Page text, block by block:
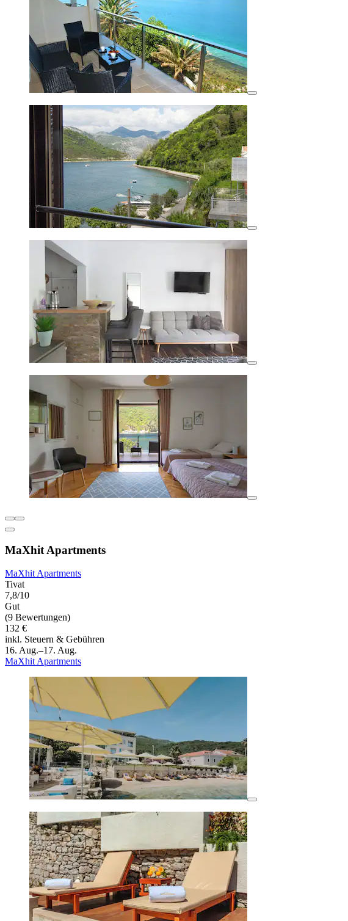
MaXhit Apartments
MaXhit Apartments
Tivat
7,8/10
Gut
(9 Bewertungen)
132 €
inkl. Steuern & Gebühren
16. Aug.–17. Aug.
MaXhit Apartments